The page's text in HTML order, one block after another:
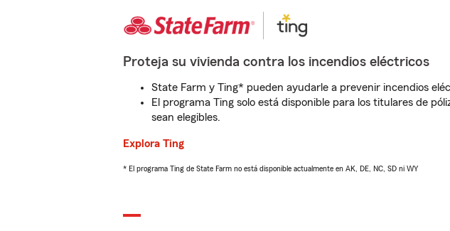
Proteja su vivienda contra los incendios eléctricos
State Farm y Ting* pueden ayudarle a prevenir incendios
El programa Ting solo está disponible para los titulares de
sean elegibles.
Explora Ting
* El programa Ting de State Farm no está disponible actualmente en AK, DE, NC, SD ni WY